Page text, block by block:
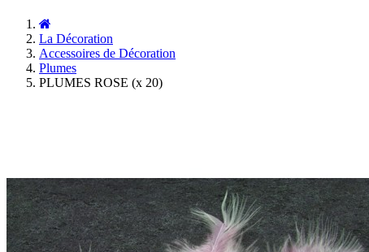
La Décoration
Accessoires de Décoration
Plumes
PLUMES ROSE (x 20)